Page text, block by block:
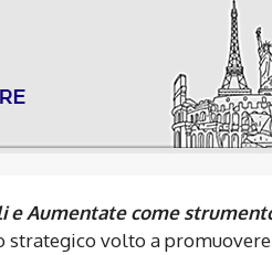
e Aumentate come
strategico volto a